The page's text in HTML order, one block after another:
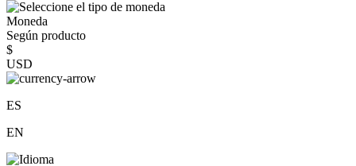
Moneda
Según producto
$
USD
ES
EN